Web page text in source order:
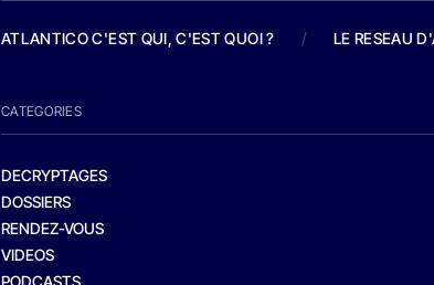
ATLANTICO C'EST QUI, C'EST QUOI ? / LE RESEAU
CATEGORIES
DECRYPTAGES
DOSSIERS
RENDEZ-VOUS
VIDEOS
PODCASTS